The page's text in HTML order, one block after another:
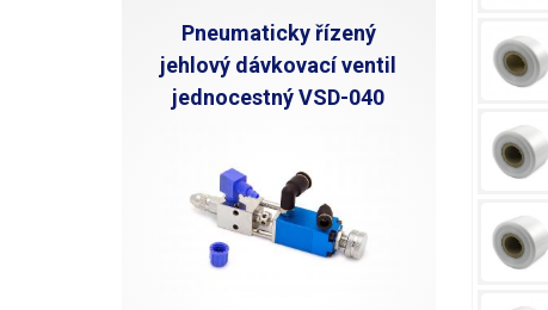
Pneumaticky řízený
jehlový dávkovací ventil
jednocestný VSD-040